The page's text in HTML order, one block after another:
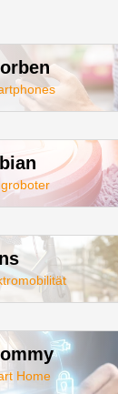
Home